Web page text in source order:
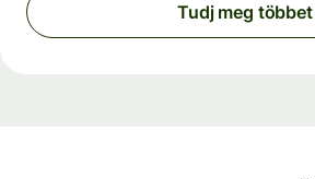
Tudj meg többet